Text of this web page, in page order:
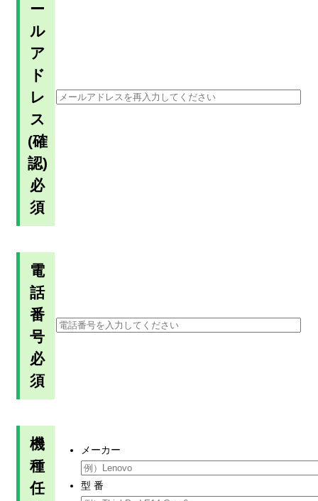
ー
ル
ア
ド
レ
ス
(確
認)
必
須
電
話
番
号
必
須
機
種
任
メーカー
型 番